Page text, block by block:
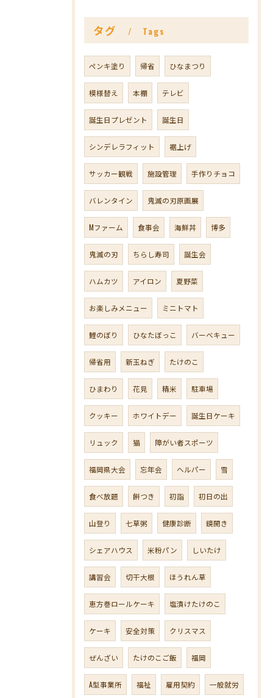
タグ Tags
ペンキ塗り 帰省 ひなまつり
模様替え 本棚 テレビ
誕生日プレゼント 誕生日
シンデレラフィット 裾上げ
サッカー観戦 施設管理 手作りチョコ
バレンタイン 鬼滅の刃原画展
Mファーム 食事会 海鮮丼 博多
鬼滅の刃 ちらし寿司 誕生会
ハムカツ アイロン 夏野菜
お楽しみメニュー ミニトマト
鯉のぼり ひなたぼっこ バーベキュー
帰省用 新玉ねぎ たけのこ
ひまわり 花見 精米 駐車場
クッキー ホワイトデー 誕生日ケーキ
リュック 猫 障がい者スポーツ
福岡県大会 忘年会 ヘルパー 雪
食べ放題 餅つき 初詣 初日の出
山登り 七草粥 健康診断 鏡開き
シェアハウス 米粉パン しいたけ
講習会 切干大根 ほうれん草
恵方巻ロールケーキ 塩漬けたけのこ
ケーキ 安全対策 クリスマス
ぜんざい たけのこご飯 福岡
A型事業所 福祉 雇用契約 一般就労